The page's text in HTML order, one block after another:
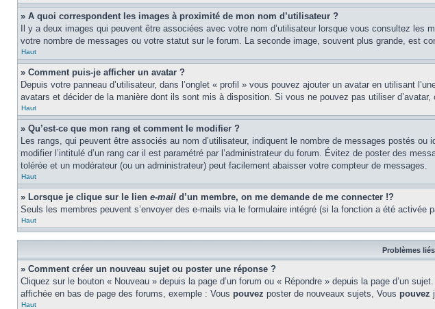
» A quoi correspondent les images à proximité de mon nom d’utilisateur ?
Il y a deux images qui peuvent être associées avec votre nom d’utilisateur lorsque vous consultez les
votre nombre de messages ou votre statut sur le forum. La seconde image, souvent plus grande, est
Haut
» Comment puis-je afficher un avatar ?
Depuis votre panneau d’utilisateur, dans l’onglet « profil » vous pouvez ajouter un avatar en utilisant
avatars et décider de la manière dont ils sont mis à disposition. Si vous ne pouvez pas utiliser
Haut
» Qu’est-ce que mon rang et comment le modifier ?
Les rangs, qui peuvent être associés au nom d’utilisateur, indiquent le nombre de messages postés
modifier l’intitulé d’un rang car il est paramétré par l’administrateur du forum. Évitez de poster des
tolérée et un modérateur (ou un administrateur) peut facilement abaisser votre compteur de messages.
Haut
» Lorsque je clique sur le lien e-mail d’un membre, on me demande de me connecter !?
Seuls les membres peuvent s’envoyer des e-mails via le formulaire intégré (si la fonction a été
Haut
Problèmes
» Comment créer un nouveau sujet ou poster une réponse ?
Cliquez sur le bouton « Nouveau » depuis la page d’un forum ou « Répondre » depuis la page d’un
affichée en bas de page des forums, exemple : Vous pouvez poster de nouveaux sujets, Vous pouvez
Haut